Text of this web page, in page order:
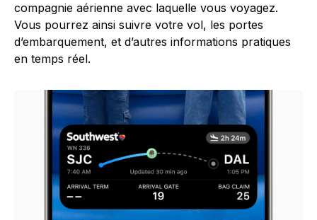
compagnie aérienne avec laquelle vous voyagez.
Vous pourrez ainsi suivre votre vol, les portes
d’embarquement, et d’autres informations pratiques
en temps réel.